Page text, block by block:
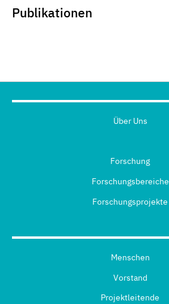
Publikationen
Über Uns
Forschung
Forschungsbereiche
Forschungsprojekte
Menschen
Vorstand
Projektleitende